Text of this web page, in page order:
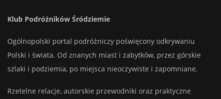
Klub Podróżników Śródziemie
Ogólnopolski portal podróżniczy poświęcony odkrywaniu
Polski i świata. Od znanych miast i zabytków, przez górskie
szlaki i podziemia, po miejsca nieoczywiste i zapomniane.
Rzetelne relacje, autorskie przewodniki oraz praktyczne